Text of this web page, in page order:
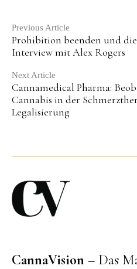
Continue
Reading
Previous Article
Prohibition beenden und
Interview mit Alex Rogers
Next Article
Cannamedical Pharma:
Cannabis in der
Legalisierung
CannaVision – Das